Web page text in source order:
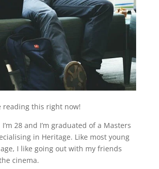
reading this right now!
I’m 28 and I’m graduated of a Masters
in Heritage. Like most young
I like going out with my friends
cinema.